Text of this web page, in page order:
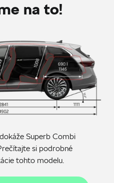
na to!
Superb Combi
si podrobné
tohto modelu.